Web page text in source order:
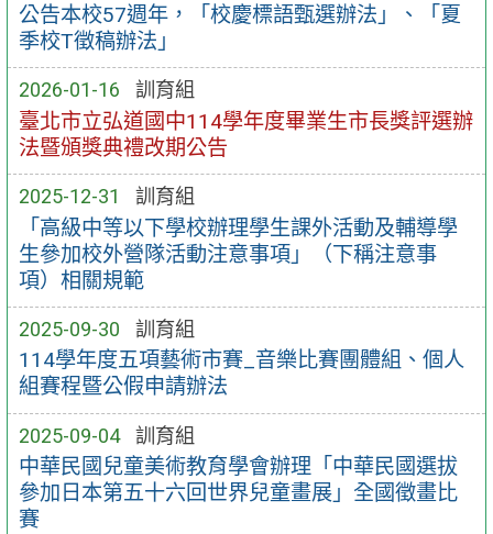
公告本校57週年，「校慶標語甄選辦法」、「夏
季校T徵稿辦法」
2026-01-16 訓育組
臺北市立弘道國中114學年度畢業生市長獎評選辦
法暨頒獎典禮改期公告
2025-12-31 訓育組
「高級中等以下學校辦理學生課外活動及輔導學
生參加校外營隊活動注意事項」（下稱注意事
項）相關規範
2025-09-30 訓育組
114學年度五項藝術市賽_音樂比賽團體組、個人
組賽程暨公假申請辦法
2025-09-04 訓育組
中華民國兒童美術教育學會辦理「中華民國選拔
參加日本第五十六回世界兒童畫展」全國徵畫比
賽